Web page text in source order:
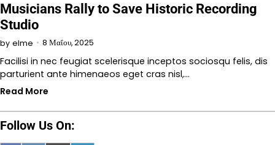
Musicians Rally to Save Historic Recording
Studio
by elme 8 Μαΐου, 2025
Facilisi in nec feugiat scelerisque inceptos sociosqu felis, dis
parturient ante himenaeos eget cras nisl,…
Read More
Follow Us On: